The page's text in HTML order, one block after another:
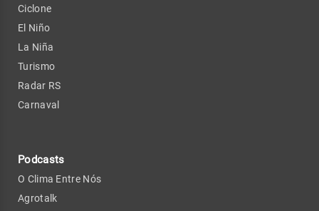
Ciclone
El Niño
La Niña
Turismo
Radar RS
Carnaval
Podcasts
O Clima Entre Nós
Agrotalk